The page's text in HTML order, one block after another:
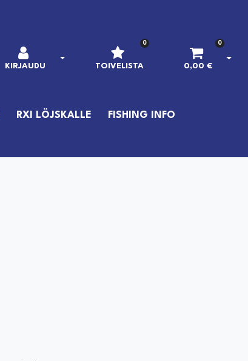
KIRJAUDU
AVAA KIRJAUTUMINEN
TOIVELISTA
0 0
0,00 €
RXI LÖJSKALLE FISHING INFO